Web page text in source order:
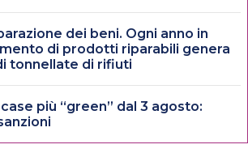
dei beni. Ogni anno in
di prodotti riparabili genera
tonnellate di rifiuti
più “green” dal 3 agosto: